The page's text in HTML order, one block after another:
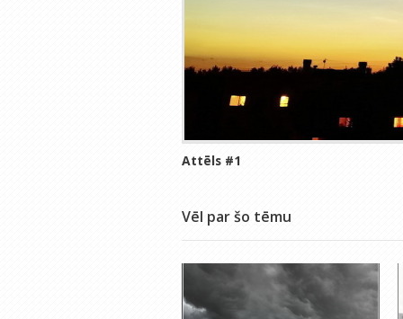
Attēls #1
Vēl par šo tēmu